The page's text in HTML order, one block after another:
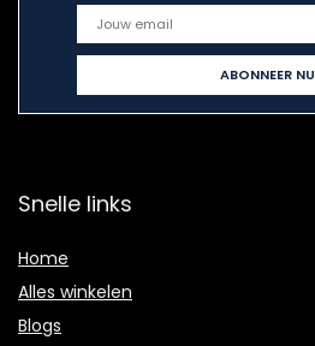
Snelle links
Home
Alles winkelen
Blogs